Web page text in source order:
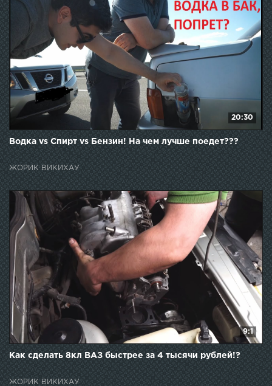
20:30
Водка vs Спирт vs Бензин! На чем лучше поедет???
ЖОРИК ВИКИХАУ
9:1
Как сделать 8кл ВАЗ быстрее за 4 тысячи рублей!?
ЖОРИК ВИКИХАУ